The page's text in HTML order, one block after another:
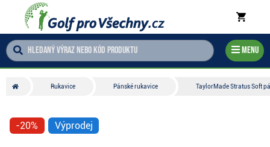
Menu
Rukavice Pánské rukavice TaylorMade Stratus Soft
-20% Výprodej